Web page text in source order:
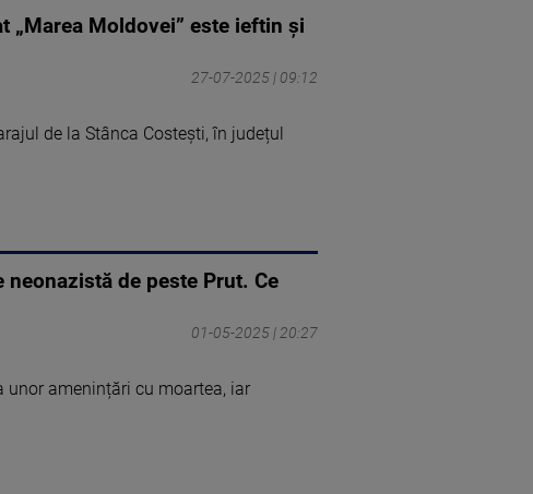
„Marea Moldovei” este ieftin și
27-07-2025 | 09:12
de la Stânca Costești, în județul
de peste Prut. Ce
01-05-2025 | 20:27
amenințări cu moartea, iar